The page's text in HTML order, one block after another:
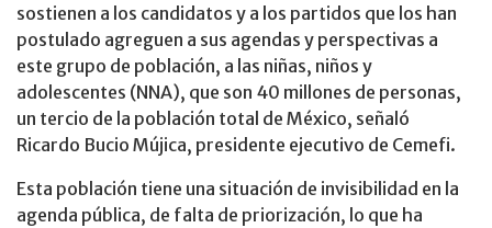
sostienen a los candidatos y a los partidos que los han
postulado agreguen a sus agendas y perspectivas a
este grupo de población, a las niñas, niños y
adolescentes (NNA), que son 40 millones de personas,
un tercio de la población total de México, señaló
Ricardo Bucio Mújica, presidente ejecutivo de Cemefi.
Esta población tiene una situación de invisibilidad en la
agenda pública, de falta de priorización, lo que ha